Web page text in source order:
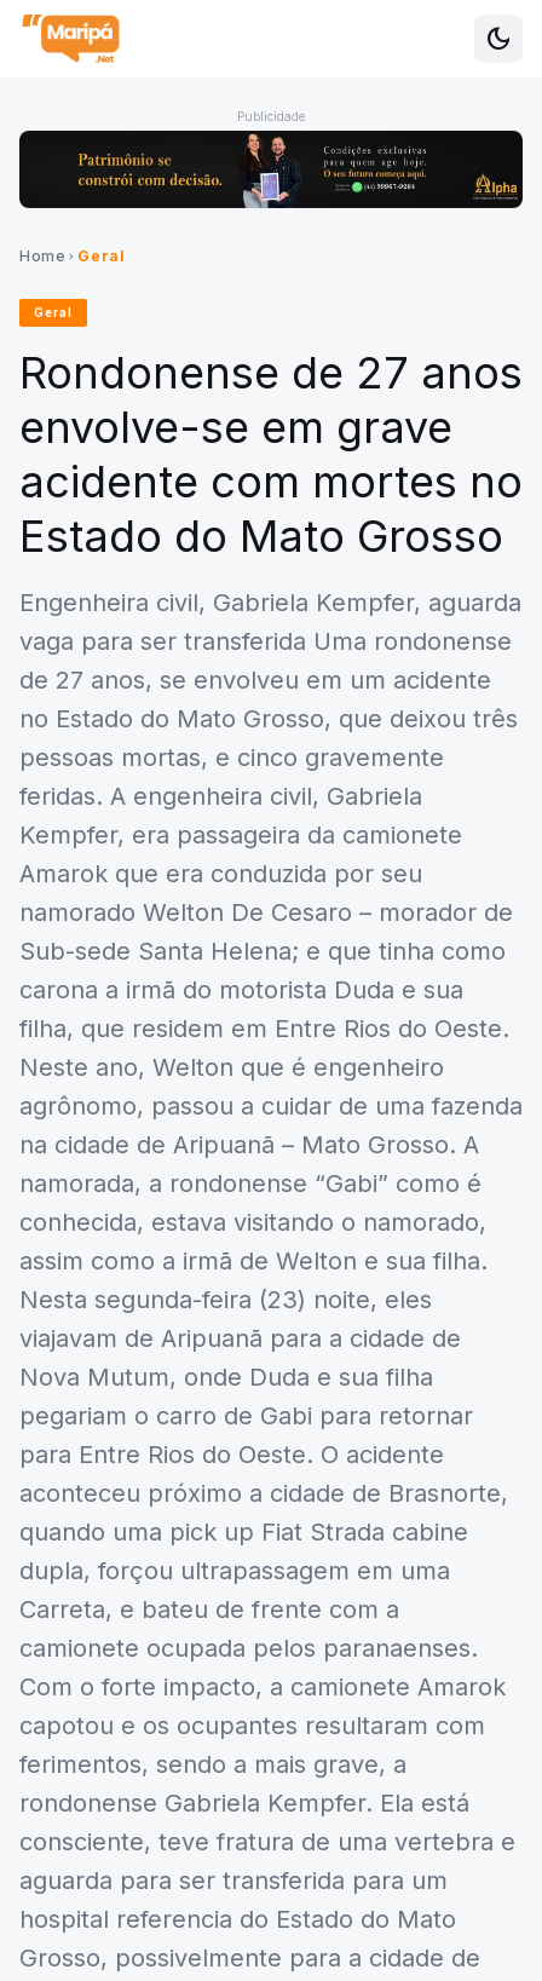
dark_mode
Publicidade
Home chevron_right Geral
Geral
Rondonense de 27 anos
envolve-se em grave
acidente com mortes no
Estado do Mato Grosso
Engenheira civil, Gabriela Kempfer, aguarda
vaga para ser transferida Uma rondonense
de 27 anos, se envolveu em um acidente
no Estado do Mato Grosso, que deixou três
pessoas mortas, e cinco gravemente
feridas. A engenheira civil, Gabriela
Kempfer, era passageira da camionete
Amarok que era conduzida por seu
namorado Welton De Cesaro – morador de
Sub-sede Santa Helena; e que tinha como
carona a irmã do motorista Duda e sua
filha, que residem em Entre Rios do Oeste.
Neste ano, Welton que é engenheiro
agrônomo, passou a cuidar de uma fazenda
na cidade de Aripuanã – Mato Grosso. A
namorada, a rondonense “Gabi” como é
conhecida, estava visitando o namorado,
assim como a irmã de Welton e sua filha.
Nesta segunda-feira (23) noite, eles
viajavam de Aripuanã para a cidade de
Nova Mutum, onde Duda e sua filha
pegariam o carro de Gabi para retornar
para Entre Rios do Oeste. O acidente
aconteceu próximo a cidade de Brasnorte,
quando uma pick up Fiat Strada cabine
dupla, forçou ultrapassagem em uma
Carreta, e bateu de frente com a
camionete ocupada pelos paranaenses.
Com o forte impacto, a camionete Amarok
capotou e os ocupantes resultaram com
ferimentos, sendo a mais grave, a
rondonense Gabriela Kempfer. Ela está
consciente, teve fratura de uma vertebra e
aguarda para ser transferida para um
hospital referencia do Estado do Mato
Grosso, possivelmente para a cidade de